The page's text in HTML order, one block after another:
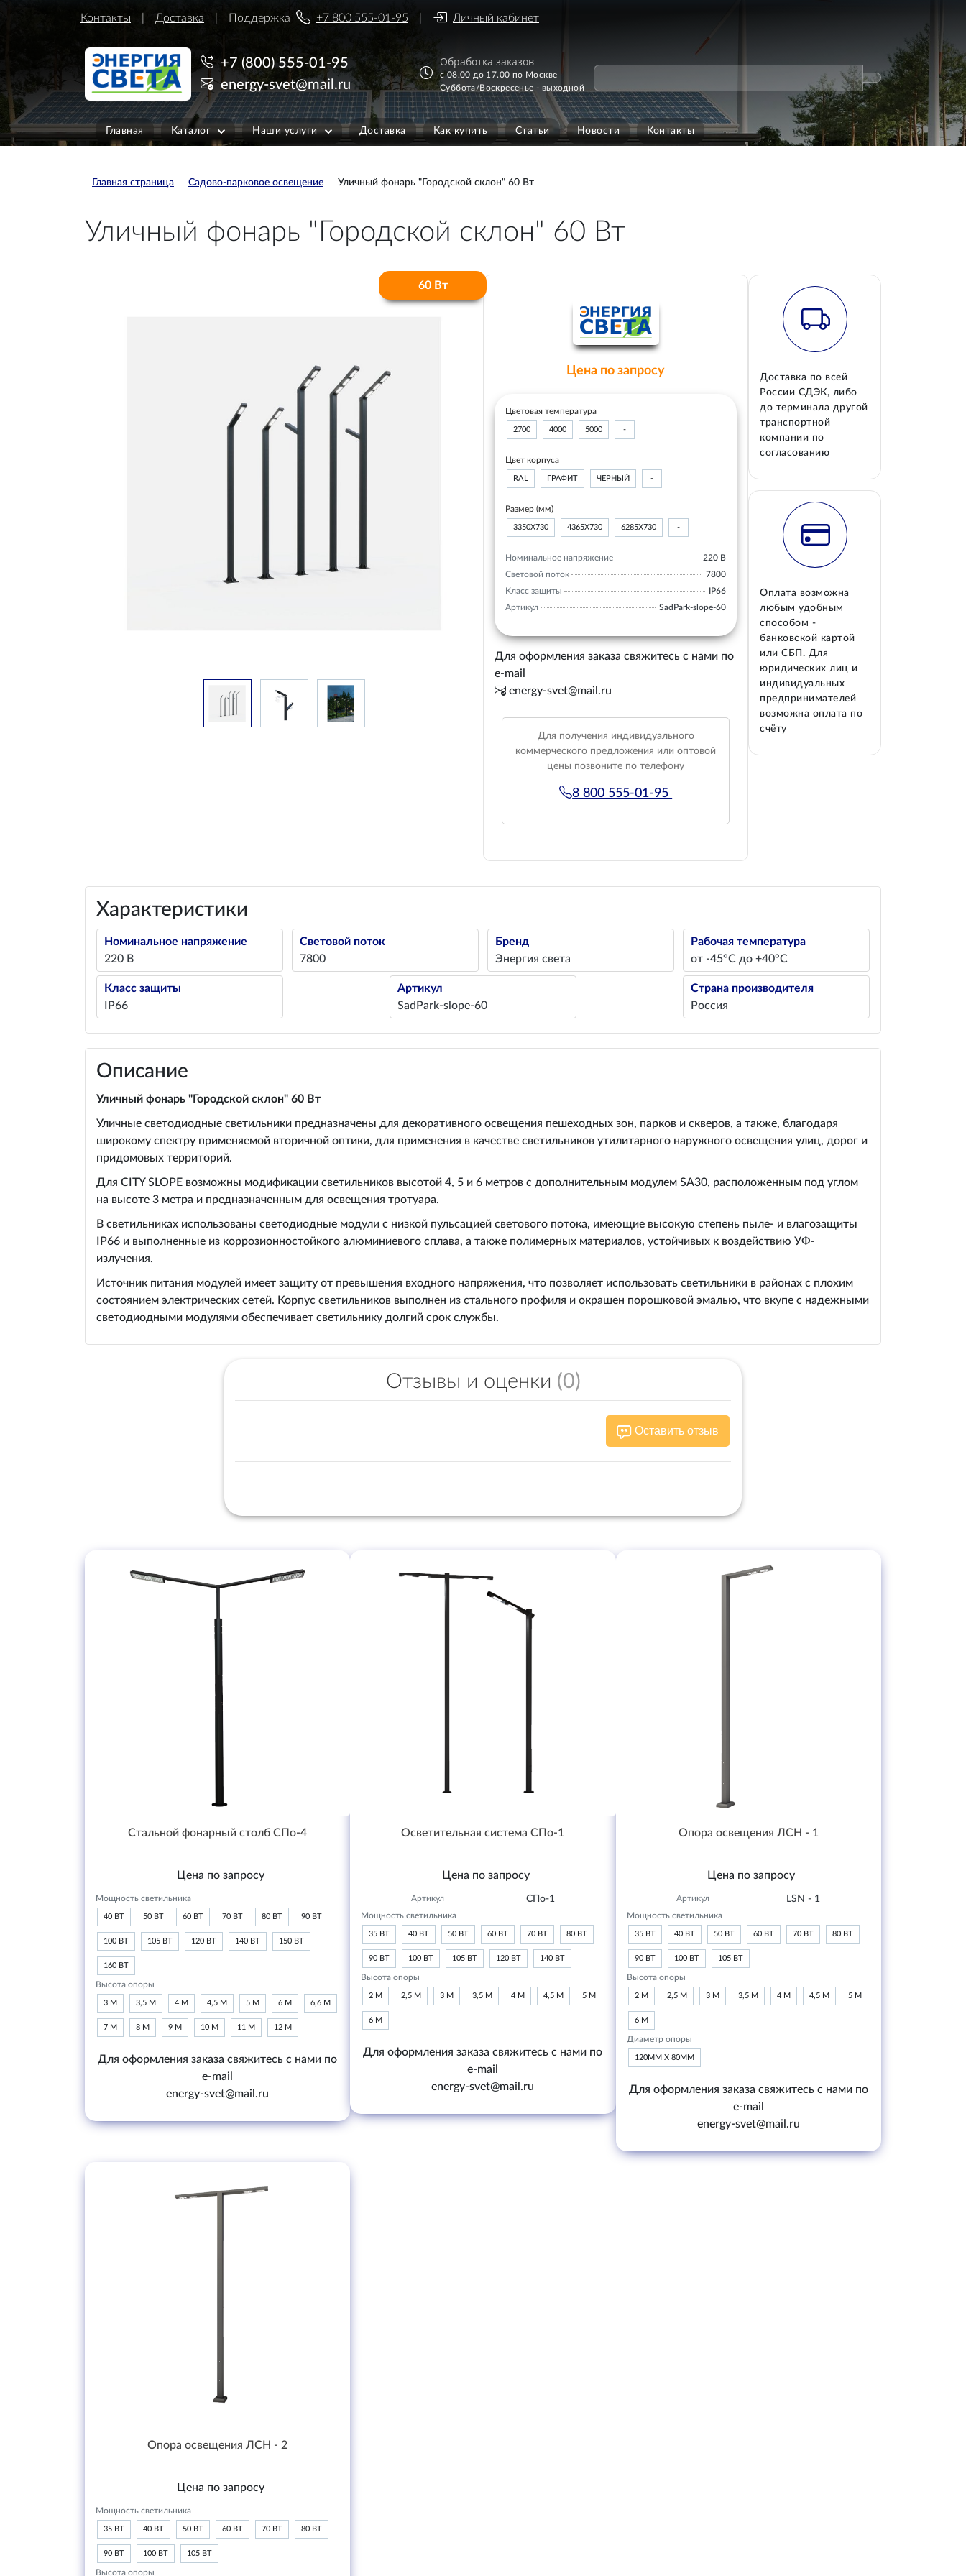
Контакты Доставка Поддержка +7 800 555-01-95 Личный кабинет
+7 (800) 555-01-95
energy-svet@mail.ru
Обработка заказов
с 08.00 до 17.00 по Москве
Суббота/Воскресенье - выходной
Главная Каталог Наши услуги Доставка Как купить Статьи Новости Контакты
Главная страница Садово-парковое освещение Уличный фонарь "Городской склон" 60 Вт
Уличный фонарь "Городской склон" 60 Вт
60 Вт
Цена по запросу
Цветовая температура
2700 4000 5000 -
Цвет корпуса
RAL ГРАФИТ ЧЕРНЫЙ -
Размер (мм)
3350Х730 4365Х730 6285Х730 -
Номинальное напряжение
220 В
Световой поток
7800
Класс защиты
IP66
Артикул
SadPark-slope-60
Для оформления заказа свяжитесь с нами по
e-mail
energy-svet@mail.ru
Для получения индивидуального
коммерческого предложения или оптовой
цены позвоните по телефону
8 800 555-01-95
Доставка по всей
России СДЭК, либо
до терминала другой
транспортной
компании по
согласованию
Оплата возможна
любым удобным
способом -
банковской картой
или СБП. Для
юридических лиц и
индивидуальных
предпринимателей
возможна оплата по
счёту
Характеристики
Номинальное напряжение
220 В
Световой поток
7800
Бренд
Энергия света
Рабочая температура
от -45°С до +40°С
Класс защиты
IP66
Артикул
SadPark-slope-60
Страна производителя
Россия
Описание
Уличный фонарь "Городской склон" 60 Вт
Уличные светодиодные светильники предназначены для декоративного освещения пешеходных зон, парков и скверов, а также, благодаря
широкому спектру применяемой вторичной оптики, для применения в качестве светильников утилитарного наружного освещения улиц, дорог и
придомовых территорий.
Для CITY SLOPE возможны модификации светильников высотой 4, 5 и 6 метров с дополнительным модулем SA30, расположенным под углом
на высоте 3 метра и предназначенным для освещения тротуара.
В светильниках использованы светодиодные модули с низкой пульсацией светового потока, имеющие высокую степень пыле- и влагозащиты
IP66 и выполненные из коррозионностойкого алюминиевого сплава, а также полимерных материалов, устойчивых к воздействию УФ-
излучения.
Источник питания модулей имеет защиту от превышения входного напряжения, что позволяет использовать светильники в районах с плохим
состоянием электрических сетей. Корпус светильников выполнен из стального профиля и окрашен порошковой эмалью, что вкупе с надежными
светодиодными модулями обеспечивает светильнику долгий срок службы.
Отзывы и оценки (0)
Оставить отзыв
Стальной фонарный столб СПо-4
Цена по запросу
Мощность светильника
40 ВТ 50 ВТ 60 ВТ 70 ВТ 80 ВТ 90 ВТ
100 ВТ 105 ВТ 120 ВТ 140 ВТ 150 ВТ
160 ВТ
Высота опоры
3 М 3,5 М 4 М 4,5 М 5 М 6 М 6,6 М
7 М 8 М 9 М 10 М 11 М 12 М
Для оформления заказа свяжитесь с нами по
e-mail
energy-svet@mail.ru
Осветительная система СПо-1
Цена по запросу
Артикул СПо-1
Мощность светильника
35 ВТ 40 ВТ 50 ВТ 60 ВТ 70 ВТ 80 ВТ
90 ВТ 100 ВТ 105 ВТ 120 ВТ 140 ВТ
Высота опоры
2 М 2,5 М 3 М 3,5 М 4 М 4,5 М 5 М
6 М
Для оформления заказа свяжитесь с нами по
e-mail
energy-svet@mail.ru
Опора освещения ЛСН - 1
Цена по запросу
Артикул LSN - 1
Мощность светильника
35 ВТ 40 ВТ 50 ВТ 60 ВТ 70 ВТ 80 ВТ
90 ВТ 100 ВТ 105 ВТ
Высота опоры
2 М 2,5 М 3 М 3,5 М 4 М 4,5 М 5 М
6 М
Диаметр опоры
120ММ Х 80ММ
Для оформления заказа свяжитесь с нами по
e-mail
energy-svet@mail.ru
Опора освещения ЛСН - 2
Цена по запросу
Мощность светильника
35 ВТ 40 ВТ 50 ВТ 60 ВТ 70 ВТ 80 ВТ
90 ВТ 100 ВТ 105 ВТ
Высота опоры